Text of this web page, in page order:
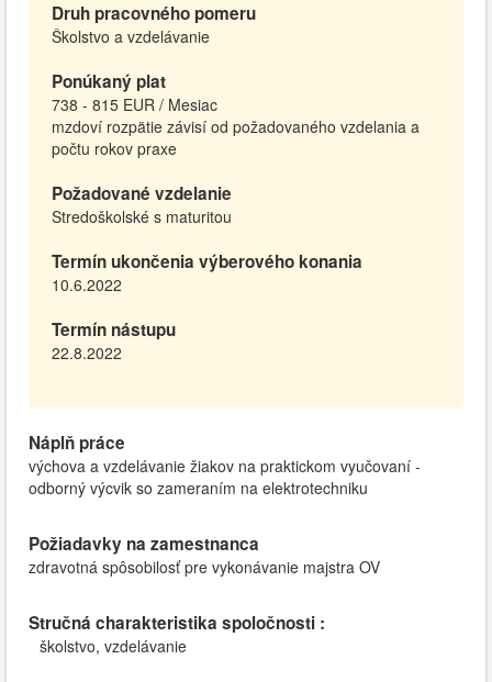
Druh pracovného pomeru
Školstvo a vzdelávanie
Ponúkaný plat
738 - 815 EUR / Mesiac
mzdoví rozpätie závisí od požadovaného vzdelania a
počtu rokov praxe
Požadované vzdelanie
Stredoškolské s maturitou
Termín ukončenia výberového konania
10.6.2022
Termín nástupu
22.8.2022
Náplň práce
výchova a vzdelávanie žiakov na praktickom vyučovaní -
odborný výcvik so zameraním na elektrotechniku
Požiadavky na zamestnanca
zdravotná spôsobilosť pre vykonávanie majstra OV
Stručná charakteristika spoločnosti :
školstvo, vzdelávanie